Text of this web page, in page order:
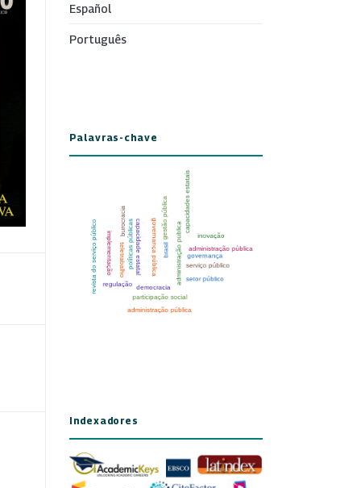
Español
Português
Palavras-chave
Indexadores